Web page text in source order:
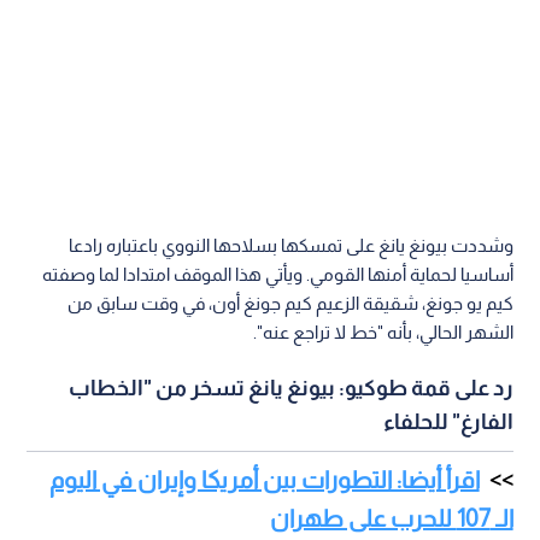
وشددت بيونغ يانغ على تمسكها بسلاحها النووي باعتباره رادعا
أساسيا لحماية أمنها القومي. ويأتي هذا الموقف امتدادا لما وصفته
كيم يو جونغ، شقيقة الزعيم كيم جونغ أون، في وقت سابق من
الشهر الحالي، بأنه "خط لا تراجع عنه".
رد على قمة طوكيو: بيونغ يانغ تسخر من "الخطاب
الفارغ" للحلفاء
اقرأ أيضا: التطورات بين أمريكا وإيران في اليوم
الـ 107 للحرب على طهران